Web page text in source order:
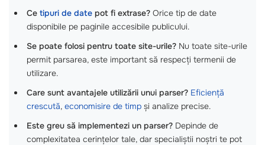
Ce tipuri de date pot fi extrase? Orice tip de date
disponibile pe paginile accesibile publicului.
Se poate folosi pentru toate site-urile? Nu toate site-urile
permit parsarea, este important să respecți termenii de
utilizare.
Care sunt avantajele utilizării unui parser? Eficiență
crescută, economisire de timp și analize precise.
Este greu să implementezi un parser? Depinde de
complexitatea cerințelor tale, dar specialiștii noștri te pot